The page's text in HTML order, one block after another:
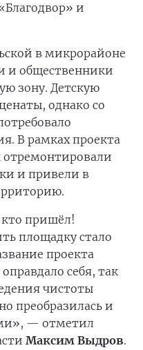
и
в микрорайоне
и общественники
зону. Детскую
однако со
В рамках проекта
и привели в
кто пришёл!
площадку стало
проекта
себя, так
чистоты
преобразилась и
— отметил
Максим Выдров.